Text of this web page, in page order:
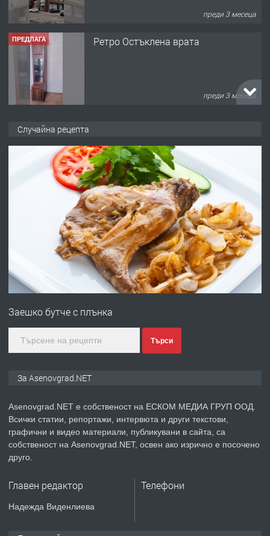
преди 3 месеца
ПРЕДЛАГА Ретро Остъклена врата
преди 3 месеца
преди 10 месеца
Професионална броячна машина -
със сертификат от ЕЦБ
преди 1 година
ПРЕДЛАГА
Професионална зеленчукорезачка
преди 2 години
ПРЕДЛАГА
Давам индивидуалани уроци по
Случайна рецепта
Заешко бутче с плънка
Търси
За Asenovgrad.NET
Asenovgrad.NET е собственост на ЕСКОМ МЕДИА ГРУП ООД.
Всички статии, репортажи, интервюта и други текстови,
графични и видео материали, публикувани в сайта, са
собственост на Asenovgrad.NET, освен ако изрично е посочено
друго.
Главен редактор
Надежда Виденлиева
Телефони